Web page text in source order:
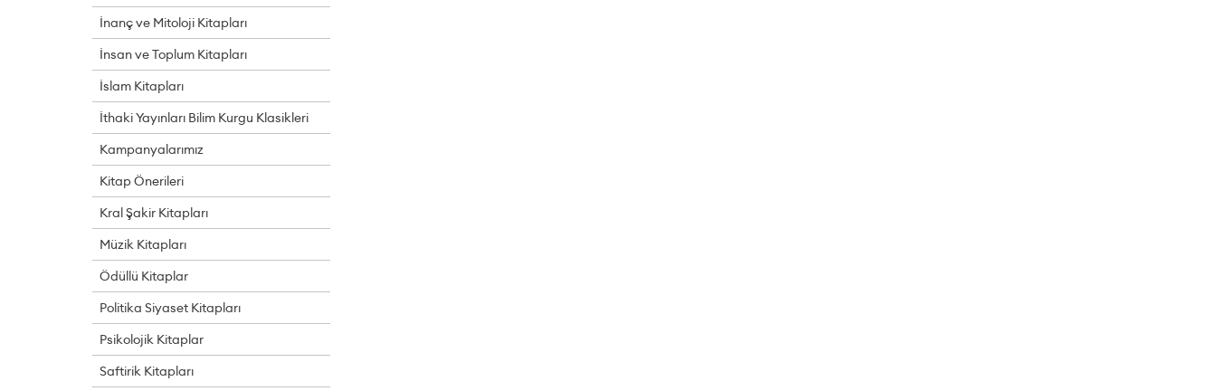
İnanç ve Mitoloji Kitapları
İnsan ve Toplum Kitapları
İslam Kitapları
İthaki Yayınları Bilim Kurgu Klasikleri
Kampanyalarımız
Kitap Önerileri
Kral Şakir Kitapları
Müzik Kitapları
Ödüllü Kitaplar
Politika Siyaset Kitapları
Psikolojik Kitaplar
Saftirik Kitapları